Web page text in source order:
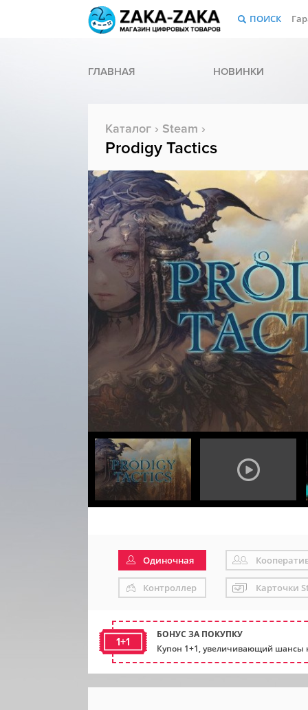
ПОИСК
ГЛАВНАЯ НОВИНКИ
Каталог › Steam ›
Prodigy Tactics
Одиночная
Контроллер Карточки
1+1
БОНУС ЗА ПОКУПКУ
Купон 1+1, увеличивающий шансы